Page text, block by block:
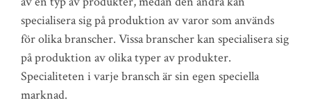
specialisera sig på produktion av varor som används
för olika branscher. Vissa branscher kan specialisera sig
på produktion av olika typer av produkter.
Specialiteten i varje bransch är sin egen speciella
marknad.